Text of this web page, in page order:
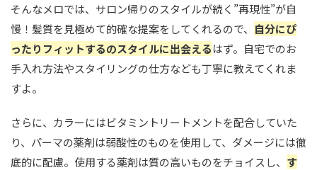
そんなメロでは、サロン帰りのスタイルが続く”再現性”が自
慢！髪質を見極めて的確な提案をしてくれるので、 自分にぴ
ったりフィットするのスタイルに出会えるはず。自宅でのお
手入れ方法やスタイリングの仕方なども丁寧に教えてくれま
すよ。
さらに、カラーにはビタミントリートメントを配合していた
り、パーマの薬剤は弱酸性のものを使用して、ダメージには徹
底的に配慮。使用する薬剤は質の高いものをチョイスし、 す